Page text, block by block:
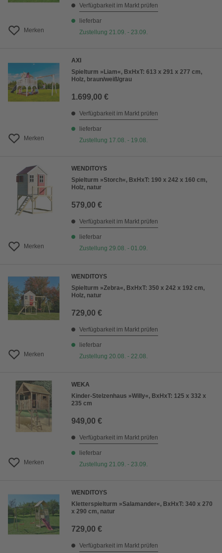
Merken
Verfügbarkeit im Markt prüfen
lieferbar
Zustellung 21.09. - 23.09.
Merken
AXI
Spielturm »Liam«, BxHxT: 613 x 291 x 277 cm,
Holz, braun/weiß/grau
1.699,00 €
Verfügbarkeit im Markt prüfen
lieferbar
Zustellung 17.08. - 19.08.
Merken
WENDITOYS
Spielturm »Storch«, BxHxT: 190 x 242 x 160 cm,
Holz, natur
579,00 €
Verfügbarkeit im Markt prüfen
lieferbar
Zustellung 29.08. - 01.09.
Merken
WENDITOYS
Spielturm »Zebra«, BxHxT: 350 x 242 x 192 cm,
Holz, natur
729,00 €
Verfügbarkeit im Markt prüfen
lieferbar
Zustellung 20.08. - 22.08.
Merken
WEKA
Kinder-Stelzenhaus »Willy«, BxHxT: 125 x 332 x
235 cm
949,00 €
Verfügbarkeit im Markt prüfen
lieferbar
Zustellung 21.09. - 23.09.
WENDITOYS
Kletterspielturm »Salamander«, BxHxT: 340 x 270
x 290 cm, natur
729,00 €
Verfügbarkeit im Markt prüfen